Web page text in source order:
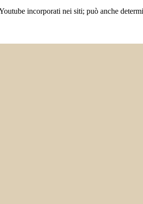
incorporati nei siti; può anche